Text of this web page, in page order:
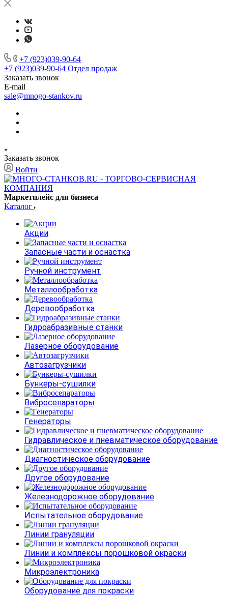
+7 (923)039-90-64
+7 (923)039-90-64 Отдел продаж
Заказать звонок
E-mail
sale@mnogo-stankov.ru
Заказать звонок
Войти
Маркетплейс для бизнеса
Каталог
Акции
Запасные части и оснастка
Ручной инструмент
Металлообработка
Деревообработка
Гидроабразивные станки
Лазерное оборудование
Автозагрузчики
Бункеры-сушилки
Вибросепараторы
Генераторы
Гидравлическое и пневматическое оборудование
Диагностическое оборудование
Другое оборудование
Железнодорожное оборудование
Испытательное оборудование
Линии грануляции
Линии и комплексы порошковой окраски
Микроэлектроника
Оборудование для покраски